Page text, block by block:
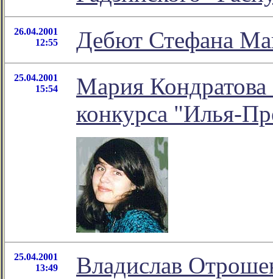
26.04.2001
12:55
Дебют Стефана
25.04.2001
15:54
Мария Кондратова
конкурса "Илья-
25.04.2001
13:49
Владислав